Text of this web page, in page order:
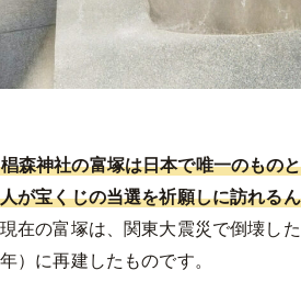
椙森神社の富塚は日本で唯一のもの
人が宝くじの当選を祈願しに訪れる
現在の富塚は、関東大震災で倒壊し
年）に再建したものです。